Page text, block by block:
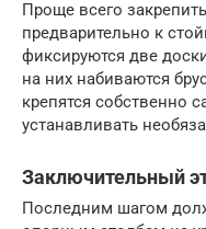
Проще всего
предварительно к
фиксируются две
на них набиваются
крепятся собственно
устанавливать
Заключительный
Последним шагом